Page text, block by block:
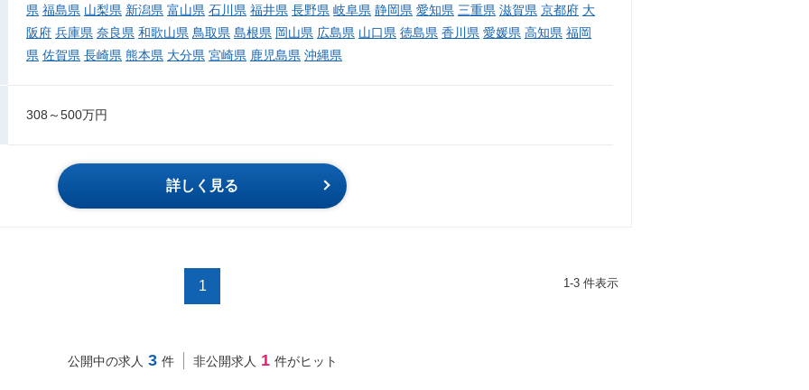
県 福島県 山梨県 新潟県 富山県 石川県 福井県 長野県 岐阜県 静岡県 愛知県 三重県 滋賀県 京都府 大
阪府 兵庫県 奈良県 和歌山県 鳥取県 島根県 岡山県 広島県 山口県 徳島県 香川県 愛媛県 高知県 福岡
県 佐賀県 長崎県 熊本県 大分県 宮崎県 鹿児島県 沖縄県
308～500万円
詳しく見る
1 1-3 件表示
公開中の求人 3 件 非公開求人 1 件がヒット